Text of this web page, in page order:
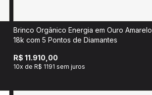
Brinco Orgânico Energia em Ouro Amarelo
18k com 5 Pontos de Diamantes
R$ 11.910,00
10x de R$ 1191 sem juros